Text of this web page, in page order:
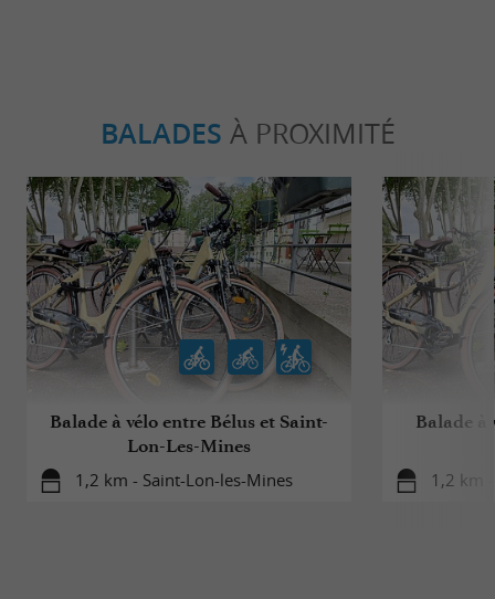
BALADES À PROXIMITÉ
Balade à vélo entre Bélus et Saint-
Lon-Les-Mines
1,2 km - Saint-Lon-les-Mines
Balade à
1,2 km